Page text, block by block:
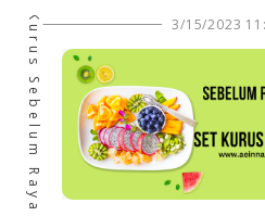
3/15/2023
Kurus Sebelum Raya